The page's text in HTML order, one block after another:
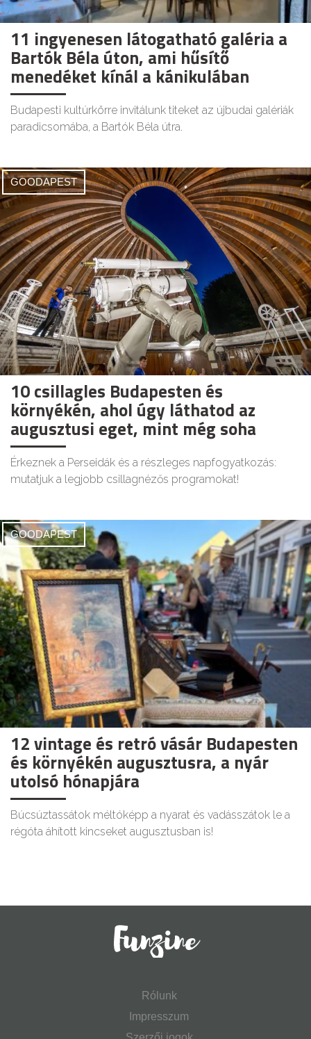
11 ingyenesen látogatható galéria a
Bartók Béla úton, ami hűsítő
menedéket kínál a kánikulában
Budapesti kultúrkörre invitálunk titeket az újbudai galériák
paradicsomába, a Bartók Béla útra.
GOODAPEST
10 csillagles Budapesten és
környékén, ahol úgy láthatod az
augusztusi eget, mint még soha
Érkeznek a Perseidák és a részleges napfogyatkozás:
mutatjuk a legjobb csillagnézős programokat!
GOODAPEST
12 vintage és retró vásár Budapesten
és környékén augusztusra, a nyár
utolsó hónapjára
Búcsúztassátok méltóképp a nyarat és vadásszátok le a
régóta áhított kincseket augusztusban is!
Rólunk
Impresszum